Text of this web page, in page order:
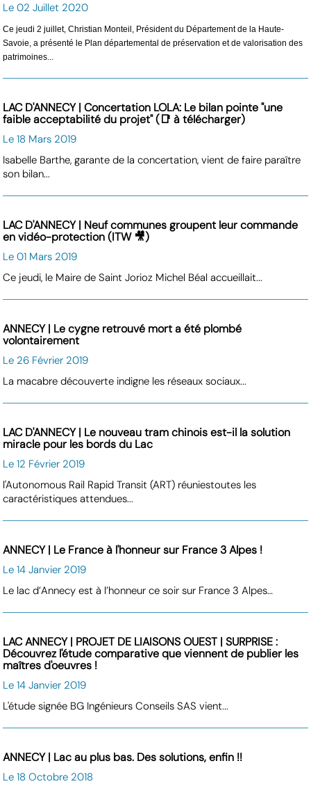
Le 02 Juillet 2020
Ce jeudi 2 juillet,Christian Monteil, Président du Département de la Haute-
Savoie,aprésenté le Plan départemental de préservation et devalorisation des
patrimoines...
LAC D'ANNECY | Concertation LOLA: Le bilan pointe "une
faible acceptabilité du projet" (📑 à télécharger)
Le 18 Mars 2019
Isabelle Barthe, garante de la concertation, vient de faire paraître
son bilan...
LAC D'ANNECY | Neuf communes groupent leur commande
en vidéo-protection (ITW 🎥)
Le 01 Mars 2019
Ce jeudi, le Maire de Saint Jorioz Michel Béal accueillait...
ANNECY | Le cygne retrouvé mort a été plombé
volontairement
Le 26 Février 2019
La macabre découverte indigne les réseaux sociaux...
LAC D'ANNECY | Le nouveau tram chinois est-il la solution
miracle pour les bords du Lac
Le 12 Février 2019
l'Autonomous Rail Rapid Transit (ART) réuniestoutes les
caractéristiques attendues...
ANNECY | Le France à l'honneur sur France 3 Alpes !
Le 14 Janvier 2019
Le lac d’Annecy est à l’honneur ce soir sur France 3 Alpes…
LAC ANNECY | PROJET DE LIAISONS OUEST | SURPRISE :
Découvrez l'étude comparative que viennent de publier les
maîtres d'oeuvres !
Le 14 Janvier 2019
L'étude signée BG Ingénieurs Conseils SAS vient...
ANNECY | Lac au plus bas. Des solutions, enfin !!
Le 18 Octobre 2018